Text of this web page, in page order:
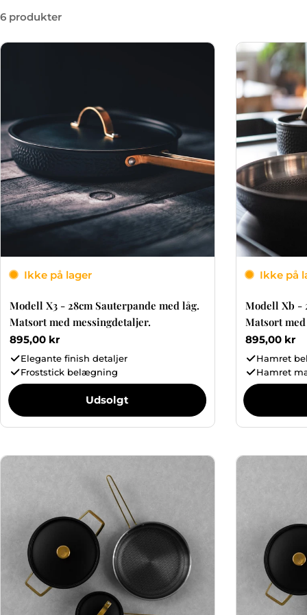
6 produkter
Ikke på lager
Modell X3 - 28cm Sauterpande med låg.
Matsort med messingdetaljer.
Normalpris
895,00 kr
Elegante finish detaljer
Froststick belægning
Udsolgt
Ikke på
Modell Xb -
Matsort
Normalpris
895,00 kr
Hamret
Hamret